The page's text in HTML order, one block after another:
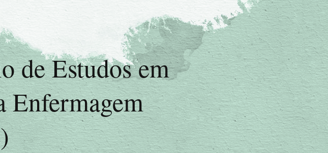
de Estudos em
Enfermagem